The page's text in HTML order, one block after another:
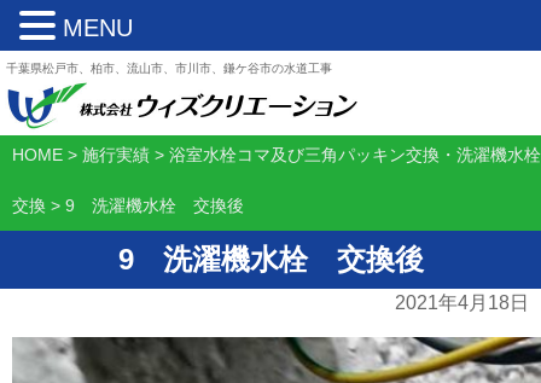
千葉県松戸市、柏市、流山市、市川市、鎌ケ谷市の水道工事
HOME > 施行実績 > 浴室水栓コマ及び三角パッキン交換・洗濯機水栓
交換 > 9 洗濯機水栓 交換後
9 洗濯機水栓 交換後
2021年4月18日
MENU